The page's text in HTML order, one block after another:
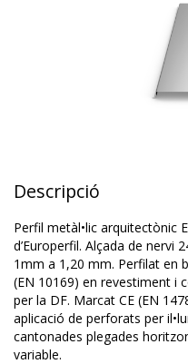
Descripció
Perfil metàl•lic arquitectònic
d’Europerfil. Alçada de nervi
1mm a 1,20 mm. Perfilat en
(EN 10169) en revestiment i
per la DF. Marcat CE (EN
aplicació de perforats per
cantonades plegades
variable.